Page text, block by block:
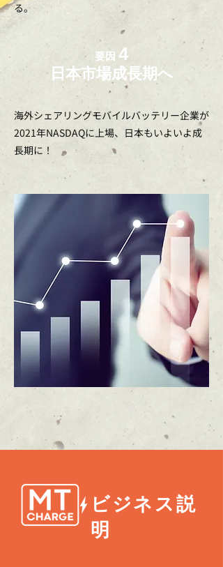
る。
要因 4
​日本市場成長期へ​​
海外シェアリングモバイルバッテリー企業が
2021年NASDAQに上場、日本もいよいよ成
長期に！
​ビジネス説
明